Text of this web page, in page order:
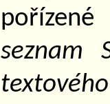
seznam